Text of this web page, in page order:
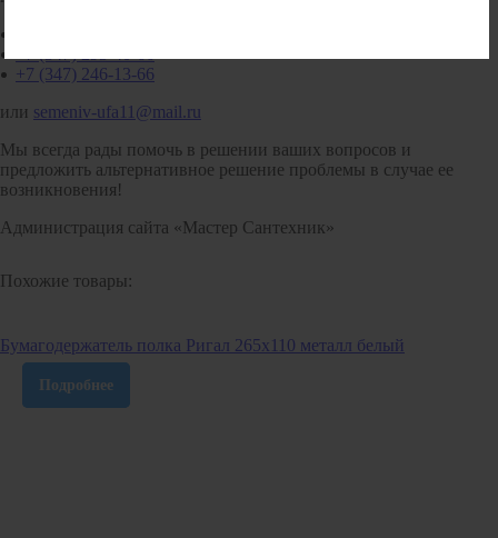
+7 (347) 246-13-66
или semeniv-ufa11@mail.ru
Мы всегда рады помочь в решении ваших вопросов и
предложить альтернативное решение проблемы в случае ее
возникновения!
Администрация сайта «Мастер Сантехник»
Похожие товары:
Бумагодержатель полка Ригал 265х110 металл белый
Подробнее